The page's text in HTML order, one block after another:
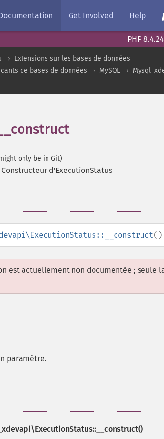
Get Involved Help
PHP
Extensions sur les bases de données
de bases de données
MySQL
only be in Git)
Constructeur d'ExecutionStatus
()
est actuellement non documentée ; seule
paramètre.